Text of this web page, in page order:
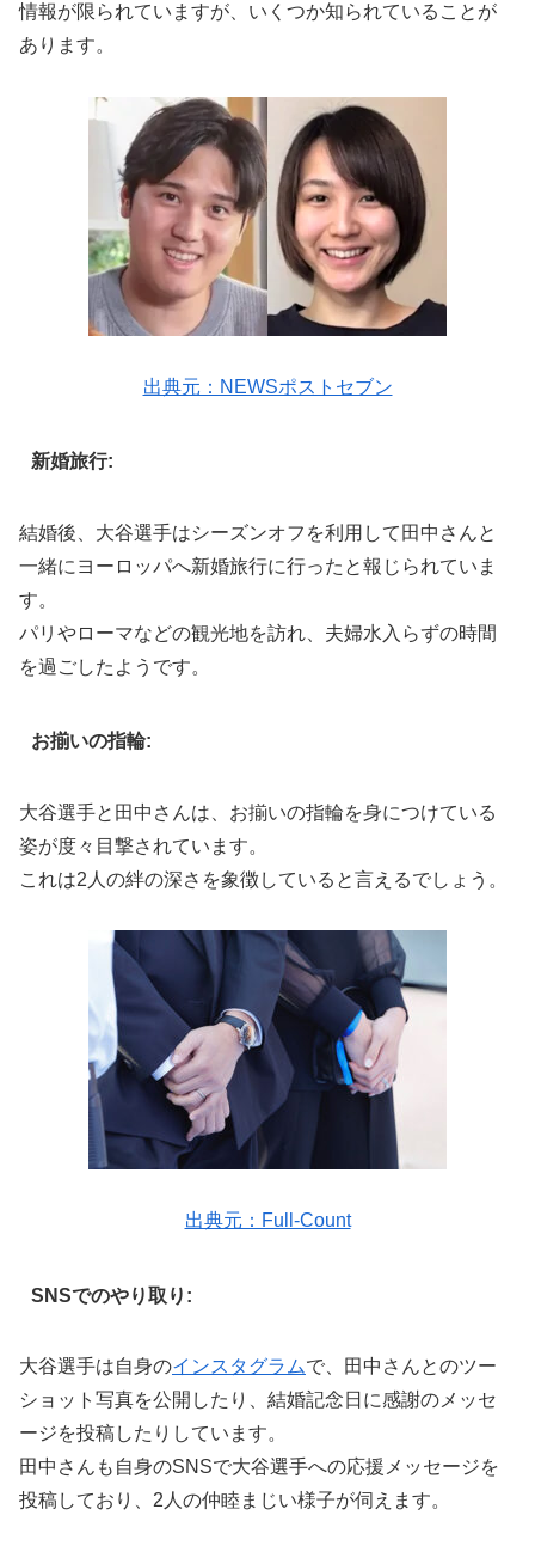
情報が限られていますが、いくつか知られていることが
あります。
出典元：NEWSポストセブン
新婚旅行:
結婚後、大谷選手はシーズンオフを利用して田中さんと
一緒にヨーロッパへ新婚旅行に行ったと報じられていま
す。
パリやローマなどの観光地を訪れ、夫婦水入らずの時間
を過ごしたようです。
お揃いの指輪:
大谷選手と田中さんは、お揃いの指輪を身につけている
姿が度々目撃されています。
これは2人の絆の深さを象徴していると言えるでしょう。
出典元：Full-Count
SNSでのやり取り:
大谷選手は自身のインスタグラムで、田中さんとのツー
ショット写真を公開したり、結婚記念日に感謝のメッセ
ージを投稿したりしています。
田中さんも自身のSNSで大谷選手への応援メッセージを
投稿しており、2人の仲睦まじい様子が伺えます。